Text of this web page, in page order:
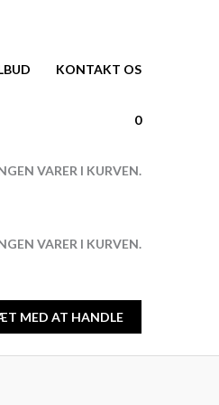
KONTAKT OS
0
VARER I KURVEN.
VARER I KURVEN.
MED AT HANDLE